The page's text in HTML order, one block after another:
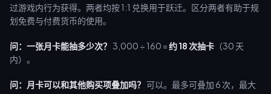
过游戏内行为获得。两者均按 1:1 兑换用于跃迁。区分两者有助于规
划免费与付费货币的使用。
问：一张月卡能抽多少次？ 3,000 ÷ 160 =约 18 次抽卡 （30 天
内）。
问：月卡可以和其他购买项叠加吗？ 可以。最多可叠加 6 次，最大